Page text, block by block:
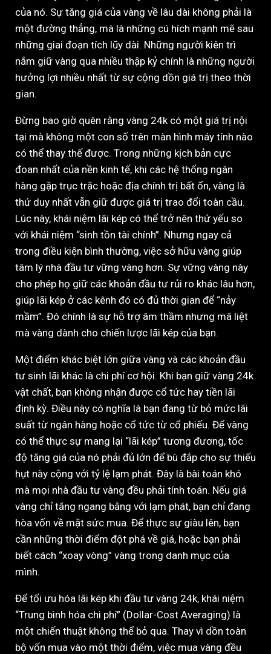
của nó. Sự tăng giá của vàng về lâu dài không phải là
một đường thẳng, mà là những cú hích mạnh mẽ sau
những giai đoạn tích lũy dài. Những người kiên trì
nắm giữ vàng qua nhiều thập kỷ chính là những người
hưởng lợi nhiều nhất từ sự cộng dồn giá trị theo thời
gian.
Đừng bao giờ quên rằng vàng 24k có một giá trị nội
tại mà không một con số trên màn hình máy tính nào
có thể thay thế được. Trong những kịch bản cực
đoan nhất của nền kinh tế, khi các hệ thống ngân
hàng gặp trục trặc hoặc địa chính trị bất ổn, vàng là
thứ duy nhất vẫn giữ được giá trị trao đổi toàn cầu.
Lúc này, khái niệm lãi kép có thể trở nên thứ yếu so
với khái niệm “sinh tồn tài chính”. Nhưng ngay cả
trong điều kiện bình thường, việc sở hữu vàng giúp
tâm lý nhà đầu tư vững vàng hơn. Sự vững vàng này
cho phép họ giữ các khoản đầu tư rủi ro khác lâu hơn,
giúp lãi kép ở các kênh đó có đủ thời gian để “nảy
mầm”. Đó chính là sự hỗ trợ âm thầm nhưng mã liệt
mà vàng dành cho chiến lược lãi kép của bạn.
Một điểm khác biệt lớn giữa vàng và các khoản đầu
tư sinh lãi khác là chi phí cơ hội. Khi bạn giữ vàng 24k
vật chất, bạn không nhận được cổ tức hay tiền lãi
định kỳ. Điều này có nghĩa là bạn đang từ bỏ mức lãi
suất từ ngân hàng hoặc cổ tức từ cổ phiếu. Để vàng
có thể thực sự mang lại “lãi kép” tương đương, tốc
độ tăng giá của nó phải đủ lớn để bù đắp cho sự thiếu
hụt này cộng với tỷ lệ lạm phát. Đây là bài toán khó
mà mọi nhà đầu tư vàng đều phải tính toán. Nếu giá
vàng chỉ tăng ngang bằng với lạm phát, bạn chỉ đang
hòa vốn về mặt sức mua. Để thực sự giàu lên, bạn
cần những thời điểm đột phá về giá, hoặc bạn phải
biết cách “xoay vòng” vàng trong danh mục của
mình.
Để tối ưu hóa lãi kép khi đầu tư vàng 24k, khái niệm
“Trung bình hóa chi phí” (Dollar-Cost Averaging) là
một chiến thuật không thể bỏ qua. Thay vì dồn toàn
bộ vốn mua vào một thời điểm, việc mua vàng đều